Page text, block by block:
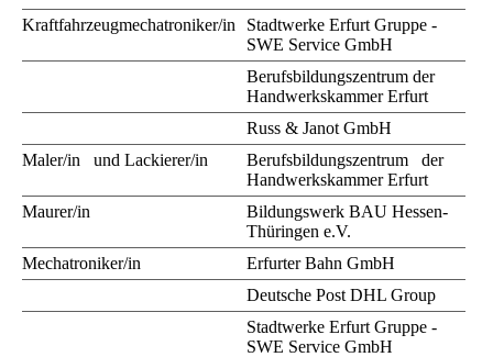
Kraftfahrzeugmechatroniker/in
Stadtwerke Erfurt Gruppe -
SWE Service GmbH
Berufsbildungszentrum der
Handwerkskammer Erfurt
Russ & Janot GmbH
Maler/in und Lackierer/in
Berufsbildungszentrum der
Handwerkskammer Erfurt
Maurer/in
Bildungswerk BAU Hessen-
Thüringen e.V.
Mechatroniker/in
Erfurter Bahn GmbH
Deutsche Post DHL Group
Stadtwerke Erfurt Gruppe -
SWE Service GmbH